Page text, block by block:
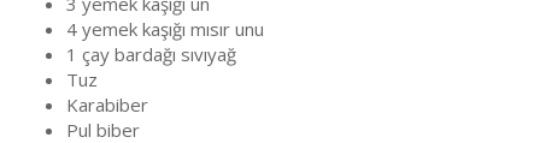
4 yemek kaşığı mısır unu
1 çay bardağı sıvıyağ
Tuz
Karabiber
Pul biber